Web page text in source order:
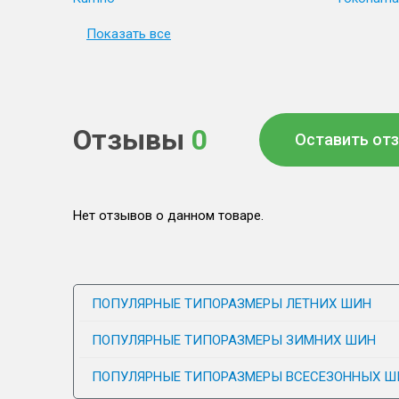
Показать все
Отзывы 0 Оставить
Нет отзывов о данном товаре.
ПОПУЛЯРНЫЕ ТИПОРАЗМЕРЫ ЛЕТНИХ ШИН
ПОПУЛЯРНЫЕ ТИПОРАЗМЕРЫ ЗИМНИХ ШИН
ПОПУЛЯРНЫЕ ТИПОРАЗМЕРЫ ВСЕСЕЗОННЫХ